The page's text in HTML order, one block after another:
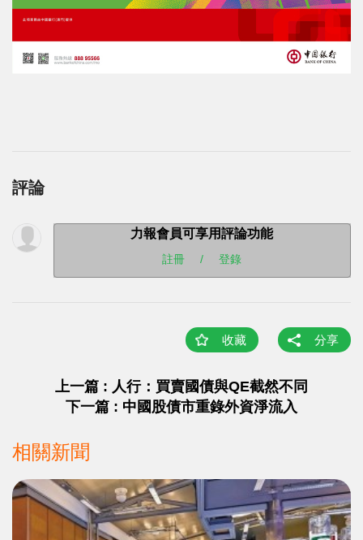
評論
力報會員可享用評論功能
註冊 / 登錄
收藏 分享
上一篇 : 人行：買賣國債與QE截然不同
下一篇 : 中國股債市重錄外資淨流入
相關新聞